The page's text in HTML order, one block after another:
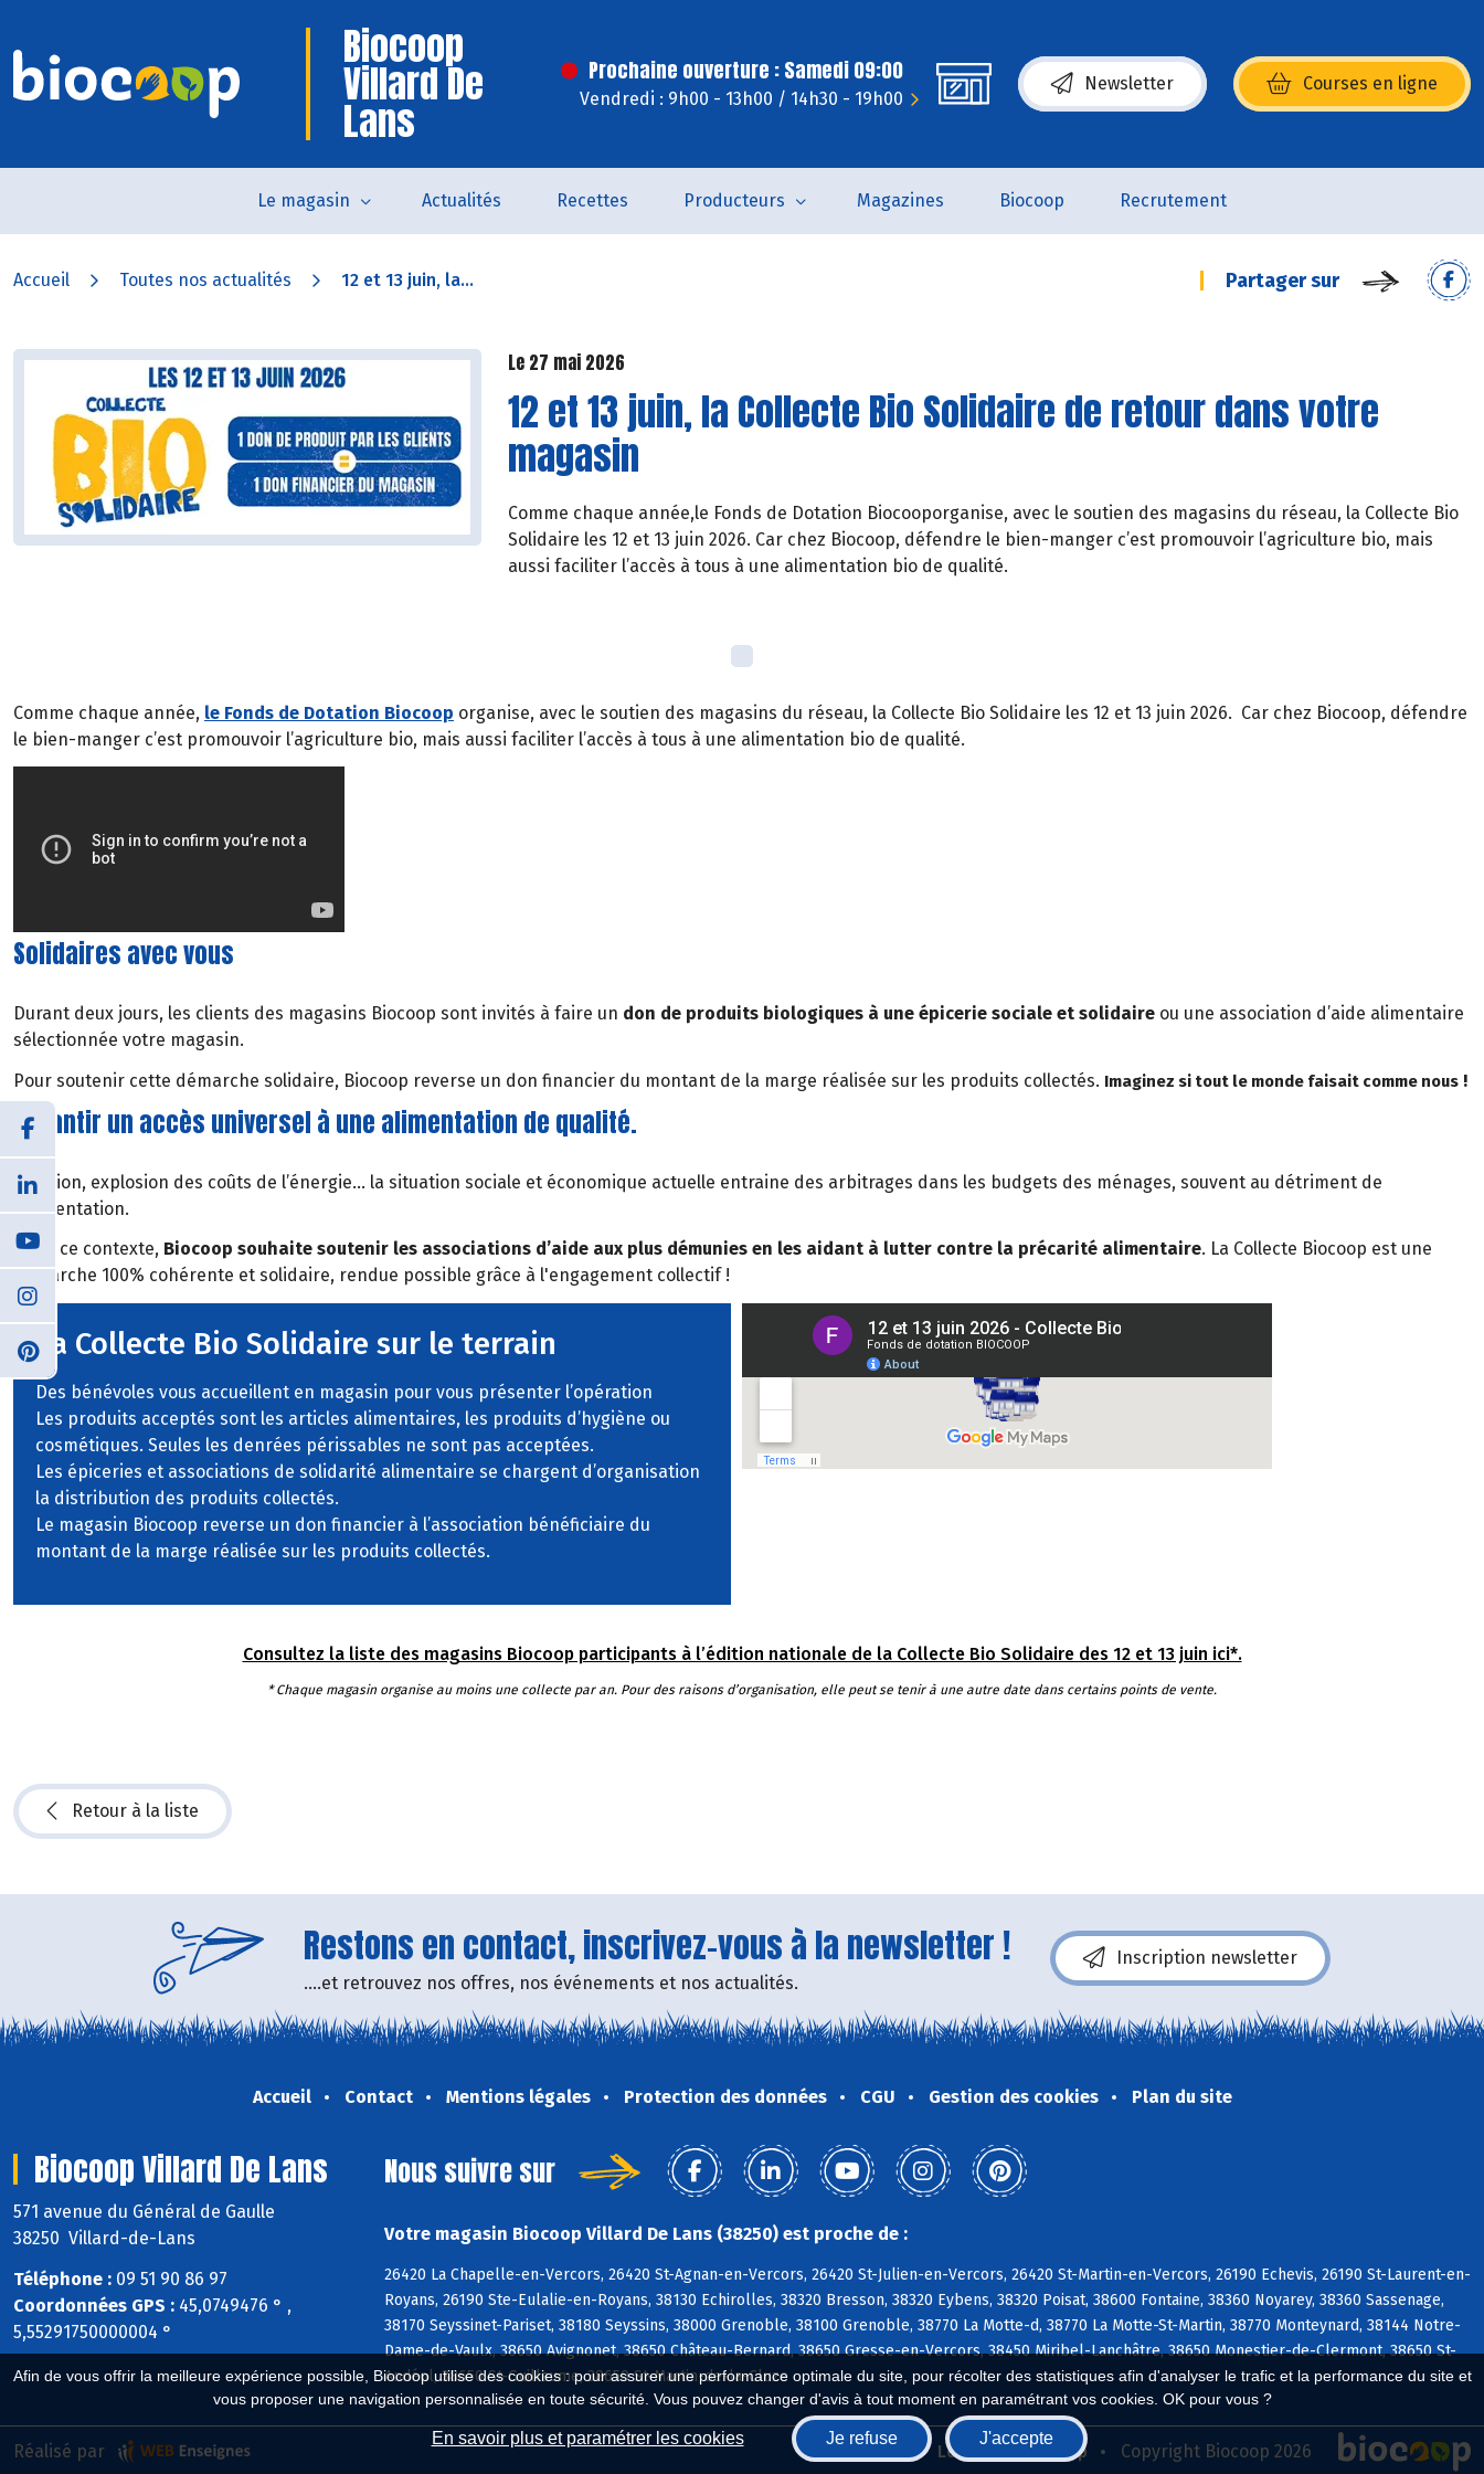
Afin de vous offrir la meilleure expérience possible, Biocoop utilise des cookies : pour assurer une performance optimale du site, pour récolter des statistiques afin d'analyser le trafic et la performance du site et
vous proposer une navigation personnalisée en toute sécurité. Vous pouvez changer d'avis à tout moment en paramétrant vos cookies. OK pour vous ?
En savoir plus et paramétrer les cookies Je refuse J'accepte
Biocoop
Villard De
Lans
Prochaine ouverture : Samedi 09:00
Vendredi : 9h00 - 13h00 / 14h30 - 19h00
Newsletter Courses en ligne
(s’ouvre dans une nouvelle fenêtre)
Le magasin Actualités Recettes Producteurs Magazines Biocoop Recrutement
Accueil Toutes nos actualités 12 et 13 juin, la... Partager sur
Le 27 mai 2026
12 et 13 juin, la Collecte Bio Solidaire de retour dans votre
magasin
Comme chaque année,le Fonds de Dotation Biocooporganise, avec le soutien des magasins du réseau, la Collecte Bio
Solidaire les 12 et 13 juin 2026. Car chez Biocoop, défendre le bien-manger c’est promouvoir l’agriculture bio, mais
aussi faciliter l’accès à tous à une alimentation bio de qualité.
Comme chaque année, le Fonds de Dotation Biocoop organise, avec le soutien des magasins du réseau, la Collecte Bio Solidaire les 12 et 13 juin 2026. Car chez Biocoop, défendre
le bien-manger c’est promouvoir l’agriculture bio, mais aussi faciliter l’accès à tous à une alimentation bio de qualité.
Solidaires avec vous
Durant deux jours, les clients des magasins Biocoop sont invités à faire un don de produits biologiques à une épicerie sociale et solidaire ou une association d’aide alimentaire
sélectionnée votre magasin.
Pour soutenir cette démarche solidaire, Biocoop reverse un don financier du montant de la marge réalisée sur les produits collectés. Imaginez si tout le monde faisait comme nous !
Garantir un accès universel à une alimentation de qualité.
Inflation, explosion des coûts de l’énergie… la situation sociale et économique actuelle entraine des arbitrages dans les budgets des ménages, souvent au détriment de
l’alimentation.
Dans ce contexte, Biocoop souhaite soutenir les associations d’aide aux plus démunies en les aidant à lutter contre la précarité alimentaire. La Collecte Biocoop est une
démarche 100% cohérente et solidaire, rendue possible grâce à l'engagement collectif !
La Collecte Bio Solidaire sur le terrain
Des bénévoles vous accueillent en magasin pour vous présenter l’opération
Les produits acceptés sont les articles alimentaires, les produits d’hygiène ou
cosmétiques. Seules les denrées périssables ne sont pas acceptées.
Les épiceries et associations de solidarité alimentaire se chargent d’organisation
la distribution des produits collectés.
Le magasin Biocoop reverse un don financier à l’association bénéficiaire du
montant de la marge réalisée sur les produits collectés.
Consultez la liste des magasins Biocoop participants à l’édition nationale de la Collecte Bio Solidaire des 12 et 13 juin ici*.
* Chaque magasin organise au moins une collecte par an. Pour des raisons d’organisation, elle peut se tenir à une autre date dans certains points de vente.
Retour à la liste
Restons en contact, inscrivez-vous à la newsletter !
....et retrouvez nos offres, nos événements et nos actualités.
Inscription newsletter
Accueil Contact Mentions légales Protection des données CGU Gestion des cookies Plan du site
Biocoop Villard De Lans
571 avenue du Général de Gaulle
38250 Villard-de-Lans
Téléphone : 09 51 90 86 97
Coordonnées GPS : 45,0749476 ° ,
5,55291750000004 °
Nous suivre sur
Votre magasin Biocoop Villard De Lans (38250) est proche de :
26420 La Chapelle-en-Vercors, 26420 St-Agnan-en-Vercors, 26420 St-Julien-en-Vercors, 26420 St-Martin-en-Vercors, 26190 Echevis, 26190 St-Laurent-en-
Royans, 26190 Ste-Eulalie-en-Royans, 38130 Echirolles, 38320 Bresson, 38320 Eybens, 38320 Poisat, 38600 Fontaine, 38360 Noyarey, 38360 Sassenage,
38170 Seyssinet-Pariset, 38180 Seyssins, 38000 Grenoble, 38100 Grenoble, 38770 La Motte-d, 38770 La Motte-St-Martin, 38770 Monteynard, 38144 Notre-
Dame-de-Vaulx, 38650 Avignonet, 38650 Château-Bernard, 38650 Gresse-en-Vercors, 38450 Miribel-Lanchâtre, 38650 Monestier-de-Clermont, 38650 St-
Andéol, 38650 St-Guillaume, 38650 St-Martin-de-la-Cluze
Biocoop.fr Le réseau Biocoop Copyright Biocoop 2026
Réalisé par